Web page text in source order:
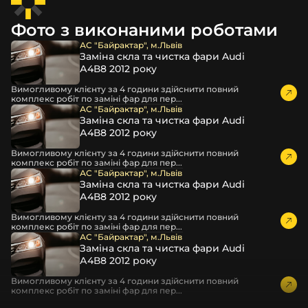
відбивачі
кріплення ремонтні вушка
декоративні маски
професійні інструменти для розбору фари
бутиловий герметик для збору фари
рідини для розбирання фари
і також для автомобілівBIG JOY,Dadi Auto
Aitoта інших, які будуть на 100 % сумісними із
оригінальною фарою вашої моделі авто.
Фотографії скла і корпусів, розміщені на сайті –
автентичні та унікальні. Зроблені за допомогою
професійного обладнання у нашому офісі та оптовому
складі в Києві. З метою захисту від недозволеного
копіювання – на всіх фотографіях розміщений водяний
знак із нашим логотипом – для швидкої ідентифікації.
Без письмового дозволу заборонено використовувати
будь-які фотографії з нашого веб-сайту.
Можна придбати окремо як одне скло чи корпус,
так і пару чи комплект. Кожну одиницю товару наші
співробітники на складі ретельно перевіряють та
Фото з виконаними роботами
АС "Байрактар", м.Львів
Заміна скла та чистка фари Audi
А4В8 2012 року
Вимогливому клієнту за 4 години здійснити повний
комплекс робіт по заміні фар для пер...
АС "Байрактар", м.Львів
Заміна скла та чистка фари Audi
А4В8 2012 року
Вимогливому клієнту за 4 години здійснити повний
комплекс робіт по заміні фар для пер...
АС "Байрактар", м.Львів
Заміна скла та чистка фари Audi
А4В8 2012 року
Вимогливому клієнту за 4 години здійснити повний
комплекс робіт по заміні фар для пер...
АС "Байрактар", м.Львів
Заміна скла та чистка фари Audi
А4В8 2012 року
Вимогливому клієнту за 4 години здійснити повний
комплекс робіт по заміні фар для пер...